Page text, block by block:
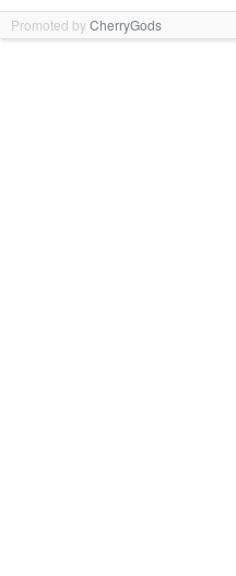
Promoted byCherryGods